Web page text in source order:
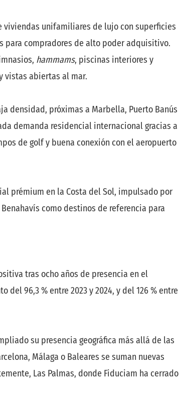
viviendas unifamiliares de lujo con superficies
para compradores de alto poder adquisitivo.
hammams, piscinas interiores y
vistas abiertas al mar.
densidad, próximas a Marbella, Puerto Banús
demanda residencial internacional gracias a
de golf y buena conexión con el aeropuerto
prémium en la Costa del Sol, impulsado por
como destinos de referencia para
tras ocho años de presencia en el
96,3 % entre 2023 y 2024, y del 126 % entre
su presencia geográfica más allá de las
Málaga o Baleares se suman nuevas
Las Palmas, donde Fiduciam ha cerrado